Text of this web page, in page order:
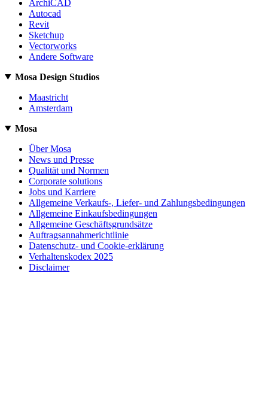
ArchiCAD
Autocad
Revit
Sketchup
Vectorworks
Andere Software
Mosa Design Studios
Maastricht
Amsterdam
Mosa
Über Mosa
News und Presse
Qualität und Normen
Corporate solutions
Jobs und Karriere
Allgemeine Verkaufs-, Liefer- und Zahlungsbedingungen
Allgemeine Einkaufsbedingungen
Allgemeine Geschäftsgrundsätze
Auftragsannahmerichtlinie
Datenschutz- und Cookie-erklärung
Verhaltenskodex 2025
Disclaimer